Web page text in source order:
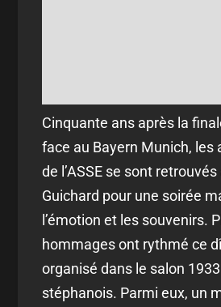
Cinquante ans après la
face au Bayern Munich, les
de l’ASSE se sont
Guichard pour une soirée
l’émotion et les souvenirs.
hommages ont rythmé ce
organisé dans le salon
stéphanois. Parmi eux, un